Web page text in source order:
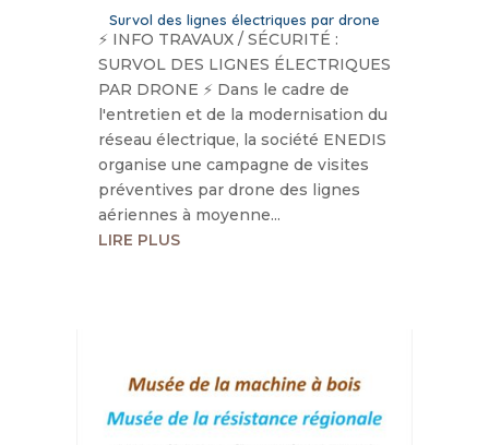
Survol des lignes électriques par drone
​⚡ INFO TRAVAUX / SÉCURITÉ :
SURVOL DES LIGNES ÉLECTRIQUES
PAR DRONE ⚡ ​Dans le cadre de
l'entretien et de la modernisation du
réseau électrique, la société ENEDIS
organise une campagne de visites
préventives par drone des lignes
aériennes à moyenne...
LIRE PLUS